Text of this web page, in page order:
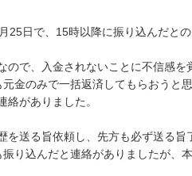
25日で、15時以降に振り込んだと
ので、入金されないことに不信感
金のみで一括返済してもらおうと
絡がありました。
を送る旨依頼し、先方も必ず送る
り込んだと連絡がありましたが、